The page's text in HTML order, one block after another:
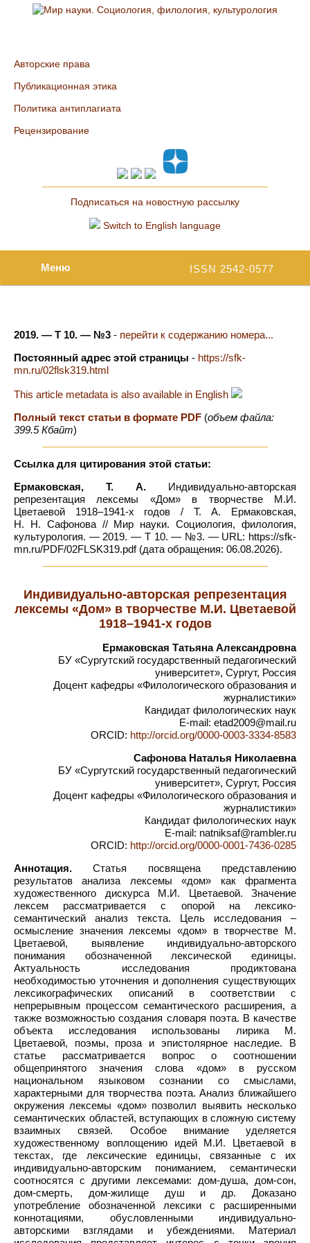
Авторские права
Публикационная этика
Политика антиплагиата
Рецензирование
Подписаться на новостную рассылку
Switch to English language
ISSN 2542-0577
Меню
2019. — Т 10. — №3 - перейти к содержанию номера...
Постоянный адрес этой страницы - https://sfk-
mn.ru/02flsk319.html
This article metadata is also available in English
Полный текст статьи в формате PDF (объем файла:
399.5 Кбайт)
Ссылка для цитирования этой статьи:
Ермаковская, Т. А. Индивидуально-авторская
репрезентация лексемы «Дом» в творчестве М.И.
Цветаевой 1918–1941-х годов / Т. А. Ермаковская,
Н. Н. Сафонова // Мир науки. Социология, филология,
культурология. — 2019. — Т 10. — №3. — URL: https://sfk-
mn.ru/PDF/02FLSK319.pdf (дата обращения: 06.08.2026).
Индивидуально-авторская репрезентация
лексемы «Дом» в творчестве М.И. Цветаевой
1918–1941-х годов
Ермаковская Татьяна Александровна
БУ «Сургутский государственный педагогический
университет», Сургут, Россия
Доцент кафедры «Филологического образования и
журналистики»
Кандидат филологических наук
E-mail: etad2009@mail.ru
ORCID: http://orcid.org/0000-0003-3334-8583
Сафонова Наталья Николаевна
БУ «Сургутский государственный педагогический
университет», Сургут, Россия
Доцент кафедры «Филологического образования и
журналистики»
Кандидат филологических наук
E-mail: natniksaf@rambler.ru
ORCID: http://orcid.org/0000-0001-7436-0285
Аннотация. Статья посвящена представлению
результатов анализа лексемы «дом» как фрагмента
художественного дискурса М.И. Цветаевой. Значение
лексем рассматривается с опорой на лексико-
семантический анализ текста. Цель исследования –
осмысление значения лексемы «дом» в творчестве М.
Цветаевой, выявление индивидуально-авторского
понимания обозначенной лексической единицы.
Актуальность исследования продиктована
необходимостью уточнения и дополнения существующих
лексикографических описаний в соответствии с
непрерывным процессом семантического расширения, а
также возможностью создания словаря поэта. В качестве
объекта исследования использованы лирика М.
Цветаевой, поэмы, проза и эпистолярное наследие. В
статье рассматривается вопрос о соотношении
общепринятого значения слова «дом» в русском
национальном языковом сознании со смыслами,
характерными для творчества поэта. Анализ ближайшего
окружения лексемы «дом» позволил выявить несколько
семантических областей, вступающих в сложную систему
взаимных связей. Особое внимание уделяется
художественному воплощению идей М.И. Цветаевой в
текстах, где лексические единицы, связанные с их
индивидуально-авторским пониманием, семантически
соотносятся с другими лексемами: дом-душа, дом-сон,
дом-смерть, дом-жилище душ и др. Доказано
употребление обозначенной лексики с расширенными
коннотациями, обусловленными индивидуально-
авторскими взглядами и убеждениями. Материал